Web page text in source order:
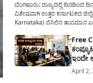
ಬೆಂಗಳೂರು: ರಾಜ್ಯದಲ್ಲಿ ದಿನದಿಂದ
ವಿಶೇಷವಾಗಿ ಉತ್ತರ ಕರ್ನಾಟಕದ
Karnataka) ಬಿಸಿಲಿನ ತಾಪಮಾನ
ಸರ್ಕಾರವು ಮಹತ್ವದ
ಕಲ್ಯಾಣ ಕರ್ನಾಟಕದ ಒಟ್ಟು 9
Free
ಇಂದೇ
April 2,